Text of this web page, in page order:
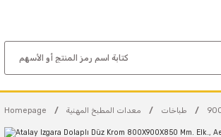
Homepage معدات المطبخ المهنية طباخات